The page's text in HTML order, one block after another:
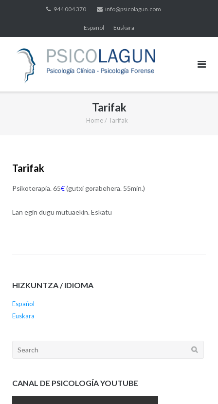
944 004 370 info@psicolagun.com
Español Euskara
Tarifak
Home/ Tarifak
Tarifak
Psikoterapia. 65€(gutxi gorabehera. 55min.)
Lan egin dugu mutuaekin. Eskatu
HIZKUNTZA / IDIOMA
Español
Euskara
Search
CANAL DE PSICOLOGÍA YOUTUBE